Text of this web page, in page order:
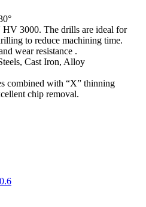
3000. The drills are ideal for
to reduce machining time.
wear resistance .
Cast Iron, Alloy
combined with “X” thinning
chip removal.